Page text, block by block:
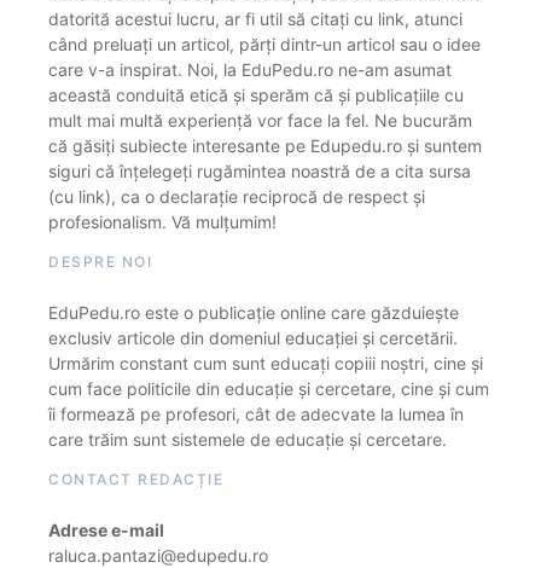
datorită acestui lucru, ar fi util să citați cu link, atunci
când preluați un articol, părți dintr-un articol sau o idee
care v-a inspirat. Noi, la EduPedu.ro ne-am asumat
această conduită etică și sperăm că și publicațiile cu
mult mai multă experiență vor face la fel. Ne bucurăm
că găsiți subiecte interesante pe Edupedu.ro și suntem
siguri că înțelegeți rugămintea noastră de a cita sursa
(cu link), ca o declarație reciprocă de respect și
profesionalism. Vă mulțumim!
DESPRE NOI
EduPedu.ro este o publicație online care găzduiește
exclusiv articole din domeniul educației și cercetării.
Urmărim constant cum sunt educați copiii noștri, cine și
cum face politicile din educație și cercetare, cine și cum
îi formează pe profesori, cât de adecvate la lumea în
care trăim sunt sistemele de educație și cercetare.
CONTACT REDACȚIE
Adrese e-mail
raluca.pantazi@edupedu.ro